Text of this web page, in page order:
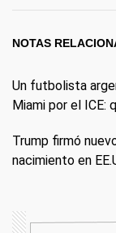
NOTAS
Un futbolista
Miami por el ICE:
Trump firmó
nacimiento en